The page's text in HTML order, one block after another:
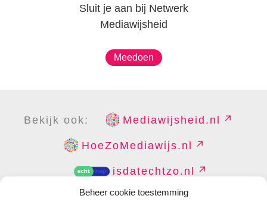
Beheer cookie toestemming
Sluit je aan bij Netwerk
Mediawijsheid
Meedoen
Bekijk ook: Mediawijsheid.nl
HoeZoMediawijs.nl
isdatechtzo.nl